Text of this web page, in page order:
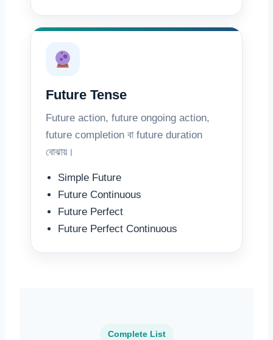
Future Tense
Future action, future ongoing action,
future completion বা future duration
বোঝায়।
Simple Future
Future Continuous
Future Perfect
Future Perfect Continuous
Complete List